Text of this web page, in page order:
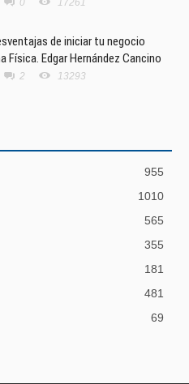
de iniciar tu negocio
Física. Edgar Hernández Cancino
2 13293
955
1010
565
355
181
481
69